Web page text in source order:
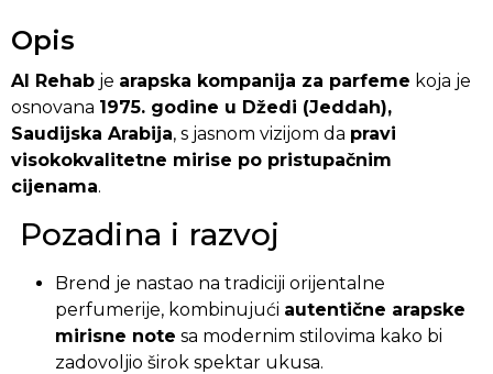
Opis
Al Rehab je arapska kompanija za parfeme koja je
osnovana 1975. godine u Džedi (Jeddah),
Saudijska Arabija, s jasnom vizijom da pravi
visokokvalitetne mirise po pristupačnim
cijenama.
Pozadina i razvoj
Brend je nastao na tradiciji orijentalne
perfumerije, kombinujući autentične arapske
mirisne note sa modernim stilovima kako bi
zadovoljio širok spektar ukusa.